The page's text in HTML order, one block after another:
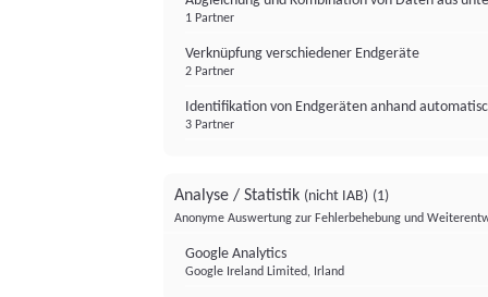
1 Partner
Verknüpfung verschiedener Endgeräte
2 Partner
Identifikation von Endgeräten anhand
3 Partner
Analyse / Statistik (nicht IAB) (1)
Anonyme Auswertung zur Fehlerbehebung und
Google Analytics
Google Ireland Limited, Irland